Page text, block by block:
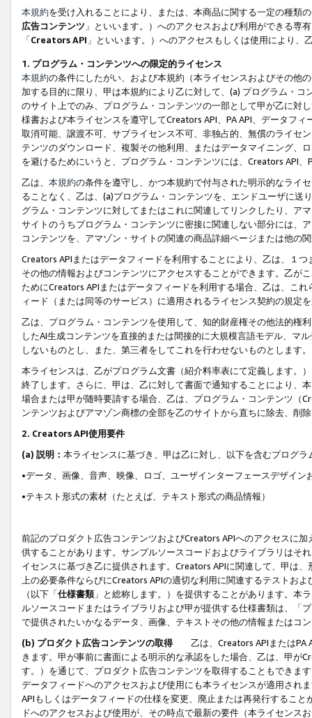
本規約を受け入れることにより、または、本商品に関する一定の種類
広告コンテンツ 」といいます。）へのアクセスおよび利用ができる専
「Creators API 」といいます。）へのアクセスもしくは使用により
1. プログラム・コンテンツへの限定的ライセンス
本規約の条件にしたがい、および本規約（本ライセンスおよびその他
加する目的に限り、甲は本規約により乙に対して、(a) プログラム・
のサイト上でのみ、プログラム・コンテンツの一部として甲が乙に対
様書および本ライセンスを遵守してCreators API、PA API、データフ
取消可能、譲渡不可、サブライセンス不可、非独占的、無償のライセ
テンツのダウンロード、複製その他利用、またはデータマイニング、
を避けるためにいうと、プログラム・コンテンツには、Creators API
乙は、 本規約の条件を遵守し、かつ本規約で付与された明示的なライ
ることなく、乙は、(a)プログラム・コンテンツを、エンドユーザに
グラム・コンテンツに対してまたはこれに関連してリンクしたり、ア
サイトのうちプログラム・コンテンツに密接に関連しない部分には、
コンテンツを、アマゾン・サイトの関連の商品詳細ページまたは他の
Creators APIまたはデータフィードを利用することにより、乙は、１
その他の情報およびコンテンツにアクセスすることができます。乙が
ためにCreators APIまたはデータフィードを利用する場合、乙は、こ
ィード（または同等のサービス）に適用されるライセンス契約の規定
乙は、プログラム・コンテンツを使用して、知的財産権その他法的権
したAI生成コンテンツを直接的または間接的に大規模言語モデル、マ
しないものとし、また、第三者をしてこれを行わせないものとします。
本ライセンスは、乙がプログラム文書（紹介料率表にて定義します。
終了します。さらに、甲は、乙に対して書面で通知することにより、
場合または甲が随時要請する場合、乙は、プログラム・コンテンツ（
ンテンツおよびアマゾン商標の全部を乙のサイトから直ちに除去、削
2. Creators API使用要件
(a) 説明： 本ライセンスに基づき、甲は乙に対し、以下を含むプログ
•データ、画像、音声、映像、ロゴ、ユーザインターフェースデザイ
•テキスト形式の素材（たとえば、テキスト形式の商品情報）
前記のプロダクト広告コンテンツおよびCreators APIへのアクセスに
供することがあります。サンプルソースコードおよびライブラリはそ
イセンスに基づき乙に提供されます。Creators APIに関連して、甲は
上の必要条件ならびにCreators APIの適切な利用に関連するテストお
（以下「仕様書類」と総称します。）を提供することがあります。本
ルソースコードまたはライブラリおよび甲が提供する仕様書類は、「
で提供されたいかなるデータ、画像、テキストその他の情報またはコ
(b) プロダクト広告コンテンツの取得
乙は、Creators APIまたはPA
きます。甲が事前に書面による明示的な承認をした場合、乙は、甲が
す。）を通じて、プロダクト広告コンテンツを取得することもできま
データフィードへのアクセスおよび使用にも本ライセンスが適用され
APIもしくはデータフィードの仕様を変更、廃止または再発行するこ
ドへのアクセスおよび使用が、その時点で最新の要件（本ライセン